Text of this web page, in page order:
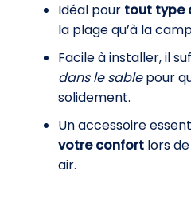
Idéal pour tout type
la plage qu’à la
Facile à installer, il
dans le sablepour
solidement.
Un accessoire
votre confortlors de
air.